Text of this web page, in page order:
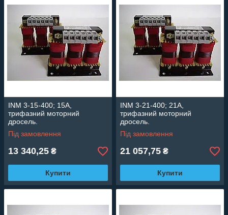
Стабільна робота: Забезпечує стабільні умови роботи
двигуна, що призводить до точної роботи та надійності
системи.
INM 3-15-400; 15А,
трифазний моторний
дросель.
Під замовлення
13 340,25 ₴
Купити
INM 3-21-400; 21А,
трифазний моторний
дросель.
Під замовлення
21 057,75 ₴
Купити